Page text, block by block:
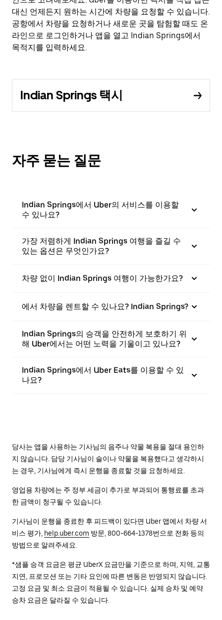
대신 언제든지 원하는 시간에 차량을 요청할 수 있습니다.
공항에서 차량을 요청하거나 새로운 곳을 탐험할 때도 온
라인으로 로그인하거나 앱을 열고 Indian Springs에서
목적지를 입력하세요.
Indian Springs 택시
자주 묻는 질문
Indian Springs에서 Uber의 서비스를 이용할
수 있나요?
가장 저렴하게 Indian Springs 여행을 즐길 수
있는 옵션은 무엇인가요?
차량 없이 Indian Springs 여행이 가능한가요?
에서 차량을 렌트할 수 있나요? Indian Springs?
Indian Springs의 승객을 안전하게 보호하기 위
해 Uber에서는 어떤 노력을 기울이고 있나요?
Indian Springs에서 Uber Eats를 이용할 수 있
나요?
당사는 앱을 사용하는 기사님의 음주나 약물 복용을 절대 용인하
지 않습니다. 담당 기사님이 술이나 약물을 복용했다고 생각하시
는 경우, 기사님에게 즉시 운행을 종료할 것을 요청하세요.
영업용 차량에는 주 정부 세금이 추가로 부과되어 통행료를 초과
한 금액이 청구될 수 있습니다.
기사님이 운행을 종료한 후 피드백이 있다면 Uber 앱에서 차량 서
비스 평가, help.uber.com 방문, 800-664-1378번으로 전화 등의
방법으로 알려주세요.
*샘플 승객 요금은 평균 UberX 요금만을 기준으로 하며, 지역, 교통
지연, 프로모션 또는 기타 요인에 따른 변동은 반영되지 않습니다.
고정 요금 및 최소 요금이 적용될 수 있습니다. 실제 승차 및 예약
승차 요금은 달라질 수 있습니다.